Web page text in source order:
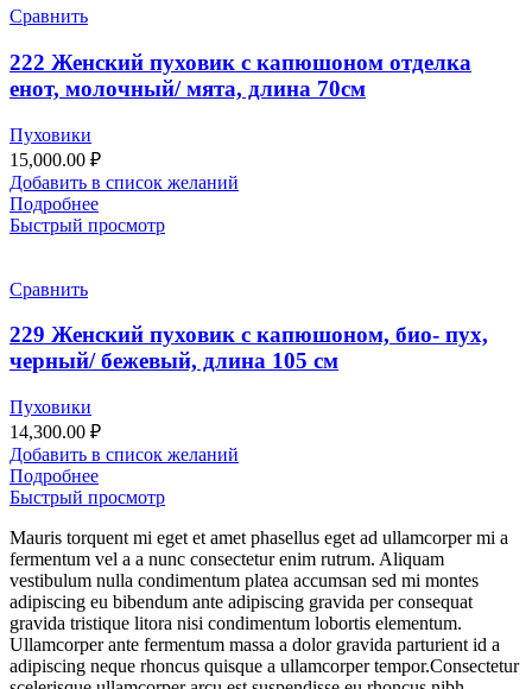
Сравнить
222 Женский пуховик с капюшоном отделка
енот, молочный/ мята, длина 70см
Пуховики
15,000.00 ₽
Добавить в список желаний
Подробнее
Быстрый просмотр
Сравнить
229 Женский пуховик с капюшоном, био- пух,
черный/ бежевый, длина 105 см
Пуховики
14,300.00 ₽
Добавить в список желаний
Подробнее
Быстрый просмотр
Mauris torquent mi eget et amet phasellus eget ad ullamcorper mi a
fermentum vel a a nunc consectetur enim rutrum. Aliquam
vestibulum nulla condimentum platea accumsan sed mi montes
adipiscing eu bibendum ante adipiscing gravida per consequat
gravida tristique litora nisi condimentum lobortis elementum.
Ullamcorper ante fermentum massa a dolor gravida parturient id a
adipiscing neque rhoncus quisque a ullamcorper tempor.Consectetur